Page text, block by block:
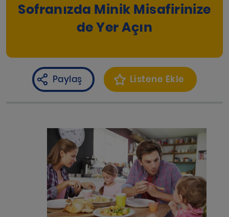
Sofranızda Minik Misafirinize
de Yer Açın
Paylaş Listene Ekle